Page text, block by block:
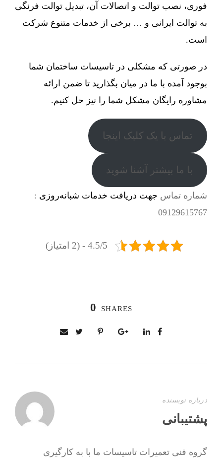
فوری، نصب توالت و اتصالات آن، تبدیل توالت فرنگی
به توالت ایرانی و … برخی از خدمات متنوع شرکت
است.
در صورتی که مشکلی در تاسیسات ساختمان شما
بوجود آمده با ما در میان بگذارید تا ضمن ارائه
مشاوره رایگان مشکل شما را نیز حل کنیم.
تماس با یک کلیک اینجا
با ما بیشتر آشنا شوید
شماره تماس جهت دریافت خدمات شبانه‌روزی :
09129615767
4.5/5 - (2 امتیاز)
0 SHARES
درباره نویسنده
پشتیبانی
گروه فنی تعمیرات تاسیسات ما با به‌ کارگیری